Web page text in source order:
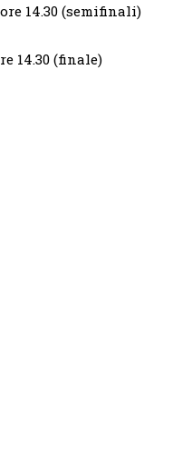
14.30 (semifinali)
14.30 (finale)